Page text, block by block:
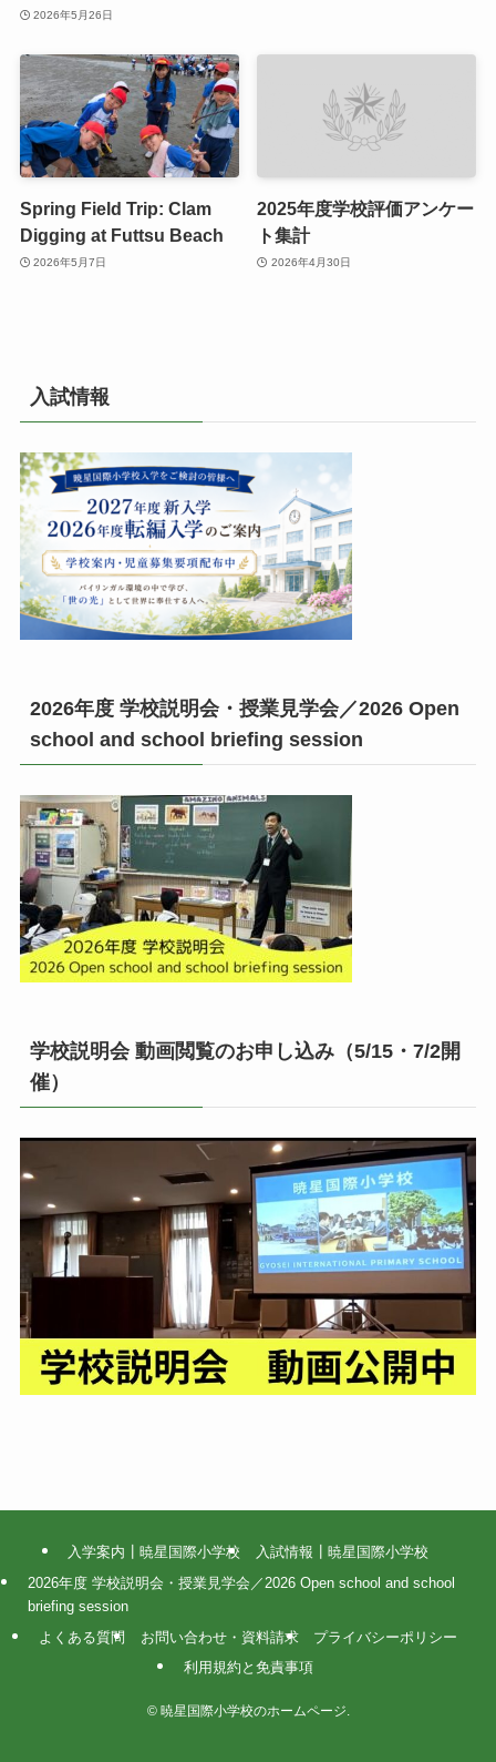
2026年5月26日
Spring Field Trip: Clam
Digging at Futtsu Beach
2026年5月7日
2025年度学校評価アンケー
ト集計
2026年4月30日
入試情報
2026年度 学校説明会・授業見学会／2026 Open
school and school briefing session
学校説明会 動画閲覧のお申し込み（5/15・7/2開
催）
入学案内┃暁星国際小学校
入試情報┃暁星国際小学校
2026年度 学校説明会・授業見学会／2026 Open school and school
briefing session
よくある質問
お問い合わせ・資料請求
プライバシーポリシー
利用規約と免責事項
©暁星国際小学校のホームページ.